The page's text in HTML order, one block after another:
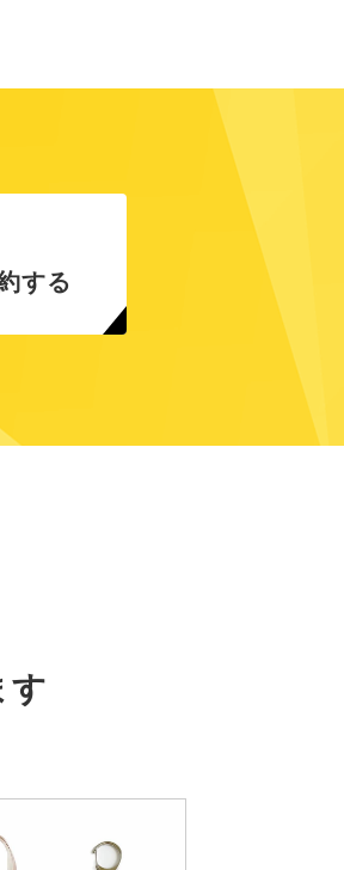
する
す